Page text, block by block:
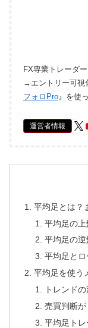
FX専業トレーダ
→エントリー可視
フォロPro』を使
運営者情報
平均足とは？
平均足の上
平均足の逆
平均足と
平均足を使う
トレンド
売買判断
平均足ト